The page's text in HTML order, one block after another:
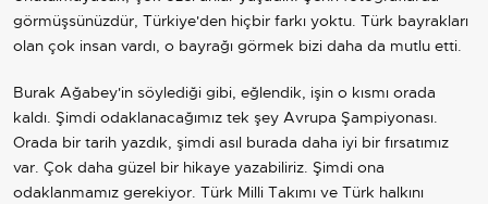
görmüşsünüzdür, Türkiye'den hiçbir farkı yoktu. Türk bayrakları
olan çok insan vardı, o bayrağı görmek bizi daha da mutlu etti.
Burak Ağabey'in söylediği gibi, eğlendik, işin o kısmı orada
kaldı. Şimdi odaklanacağımız tek şey Avrupa Şampiyonası.
Orada bir tarih yazdık, şimdi asıl burada daha iyi bir fırsatımız
var. Çok daha güzel bir hikaye yazabiliriz. Şimdi ona
odaklanmamız gerekiyor. Türk Milli Takımı ve Türk halkını